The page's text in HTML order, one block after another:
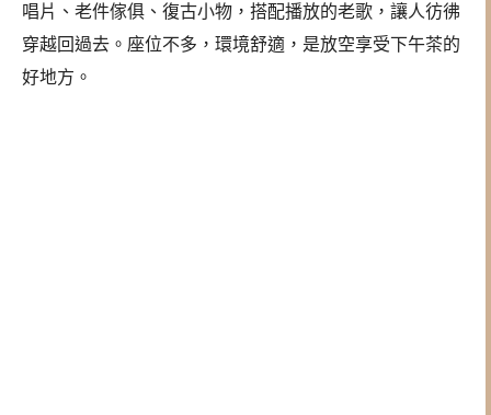
唱片、老件傢俱、復古小物，搭配播放的老歌，讓人彷彿
穿越回過去。座位不多，環境舒適，是放空享受下午茶的
好地方。